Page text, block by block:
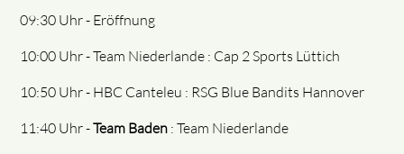
09:30 Uhr - Eröffnung
10:00 Uhr - Team Niederlande : Cap 2 Sports Lüttich
10:50 Uhr - HBC Canteleu : RSG Blue Bandits Hannover
11:40 Uhr -Team Baden : Team Niederlande